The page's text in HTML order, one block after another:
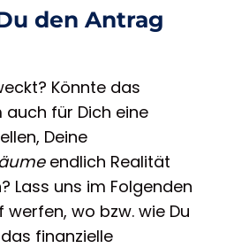
den Antrag
Könnte das
für Dich eine
Deine
endlich Realität
Lass uns im Folgenden
werfen, wo bzw. wie Du
finanzielle